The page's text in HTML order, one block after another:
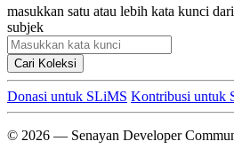
masukkan satu atau lebih kata kunci
subjek
Cari Koleksi
Donasi untuk SLiMS Kontribusi untuk
© 2026 — Senayan Developer